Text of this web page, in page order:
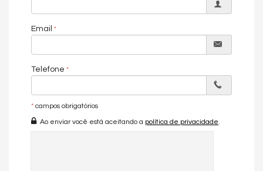
Espaço Fitness
Brinquedoteca
Piscina Infantil
Lounge
Email
Telefone
* campos obrigatórios
Ao enviar você está aceitando a política de privacidade